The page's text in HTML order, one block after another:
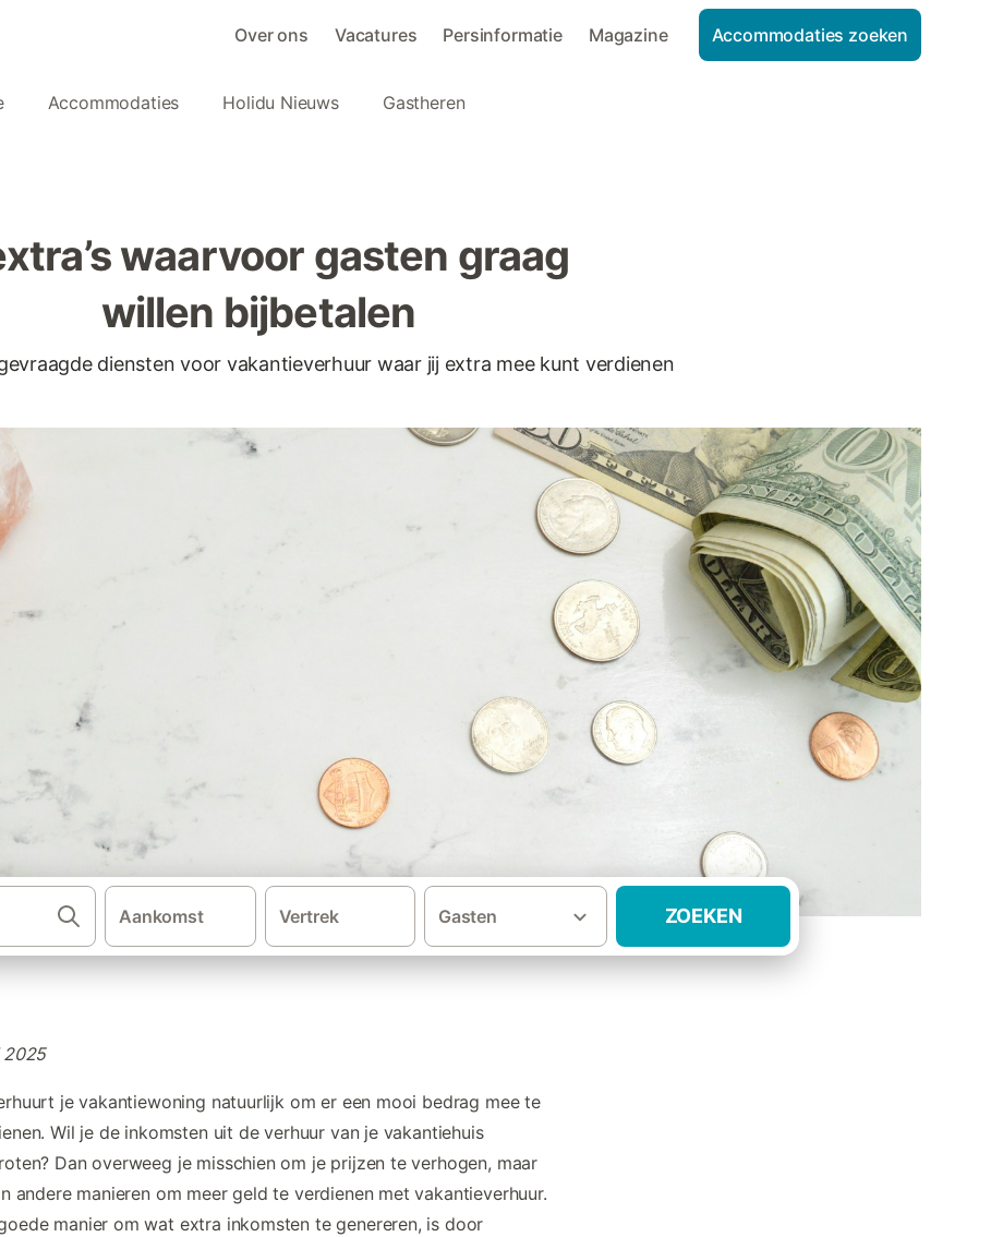
Over ons Vacatures Persinformatie Magazine Accommodaties zoeken
Accommodaties Holidu Nieuws Gastheren
waarvoor gasten graag
willen bijbetalen
diensten voor vakantieverhuur waar jij extra mee kunt verdienen
Aankomst Vertrek Gasten ZOEKEN
2025
je vakantiewoning natuurlijk om er een mooi bedrag mee te
Wil je de inkomsten uit de verhuur van je vakantiehuis
Dan overweeg je misschien om je prijzen te verhogen, maar
andere manieren om meer geld te verdienen met vakantieverhuur.
manier om wat extra inkomsten te genereren, is door